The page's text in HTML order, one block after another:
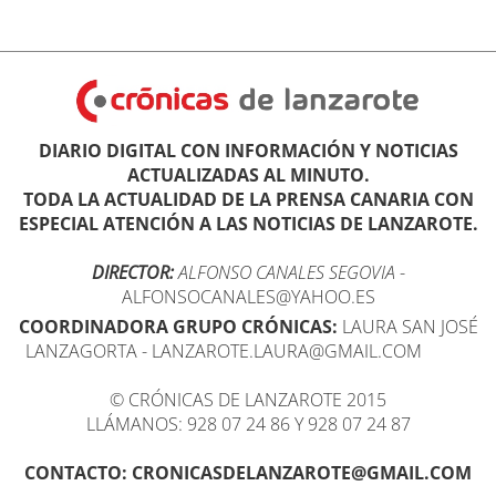
DIARIO DIGITAL CON INFORMACIÓN Y NOTICIAS
ACTUALIZADAS AL MINUTO.
TODA LA ACTUALIDAD DE LA PRENSA CANARIA CON
ESPECIAL ATENCIÓN A LAS NOTICIAS DE LANZAROTE.
DIRECTOR:ALFONSO CANALES SEGOVIA -
ALFONSOCANALES@YAHOO.ES
COORDINADORA GRUPO CRÓNICAS: LAURA SAN JOSÉ
LANZAGORTA - LANZAROTE.LAURA@GMAIL.COM
© CRÓNICAS DE LANZAROTE 2015
LLÁMANOS: 928 07 24 86 Y 928 07 24 87
CONTACTO: CRONICASDELANZAROTE@GMAIL.COM